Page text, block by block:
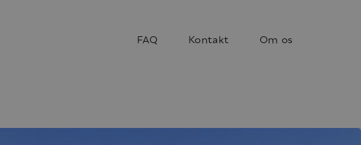
FAQ Kontakt Om os